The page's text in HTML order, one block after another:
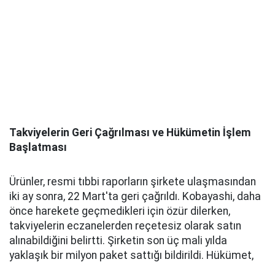
Takviyelerin Geri Çağrılması ve Hükümetin İşlem
Başlatması
Ürünler, resmi tıbbi raporların şirkete ulaşmasından
iki ay sonra, 22 Mart'ta geri çağrıldı. Kobayashi, daha
önce harekete geçmedikleri için özür dilerken,
takviyelerin eczanelerden reçetesiz olarak satın
alınabildiğini belirtti. Şirketin son üç mali yılda
yaklaşık bir milyon paket sattığı bildirildi. Hükümet,